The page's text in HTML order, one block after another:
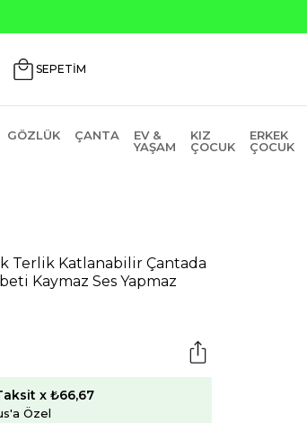
₺200 İndirim Kodu: AGUSTOS200
SEPETİM
GÖZLÜK ÇANTA
EV &
YAŞAM
KIZ
ÇOCUK
ERKEK
ÇOCUK
Terlik Katlanabilir Çantada
Kaymaz Ses Yapmaz
x ₺66,67
Özel